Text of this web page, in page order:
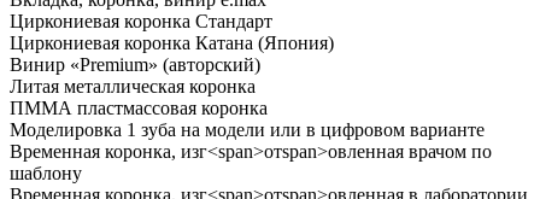
Циркониевая коронка Стандарт
Циркониевая коронка Катана (Япония)
Винир «Premium» (авторский)
Литая металлическая коронка
ПММА пластмассовая коронка
Моделировка 1 зуба на модели или в цифровом варианте
Временная коронка, изг<span>отspan>овленная врачом по
шаблону
Временная коронка, изг<span>отspan>овленная в лаборатории